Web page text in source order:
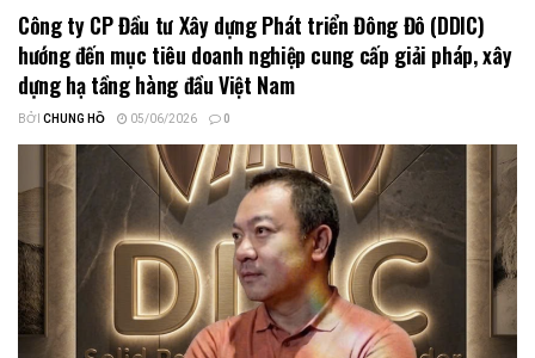
Công ty CP Đầu tư Xây dựng Phát triển Đông Đô (DDIC)
hướng đến mục tiêu doanh nghiệp cung cấp giải pháp, xây
dựng hạ tầng hàng đầu Việt Nam
BỞI CHUNG HỒ 05/06/2026 0